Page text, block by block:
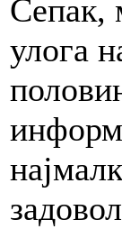
Сепак,
улога